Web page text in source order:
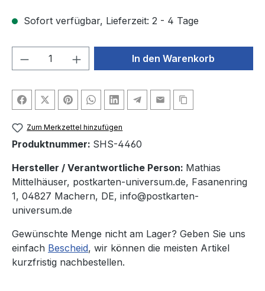
Sofort verfügbar, Lieferzeit: 2 - 4 Tage
Produkt Anzahl: Gib denIn den Warenkorb
Zum Merkzettel hinzufügen
Produktnummer: SHS-4460
Hersteller / Verantwortliche Person: Mathias
Mittelhäuser, postkarten-universum.de, Fasanenring
1, 04827 Machern, DE, info@postkarten-
universum.de
Gewünschte Menge nicht am Lager? Geben Sie uns
einfach Bescheid, wir können die meisten Artikel
kurzfristig nachbestellen.